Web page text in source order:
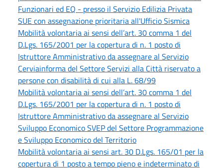
Funzionari ed EQ - presso il Servizio Edilizia Privata
SUE con assegnazione prioritaria all'Ufficio Sismica
Mobilità volontaria ai sensi dell’art. 30 comma 1 del
D.Lgs. 165/2001 per la copertura di n. 1 posto di
Istruttore Amministrativo da assegnare al Servizio
Cerviainforma del Settore Servizi alla Città riservato a
persone con disabilità di cui alla L. 68/99
Mobilità volontaria ai sensi dell’art. 30 comma 1 del
D.Lgs. 165/2001 per la copertura di n. 1 posto di
Istruttore Amministrativo da assegnare al Servizio
Sviluppo Economico SVEP del Settore Programmazione
e Sviluppo Economico del Territorio
Mobilità volontaria ai sensi art. 30 D.Lgs. 165/01 per la
copertura di 1 posto a tempo pieno e indeterminato di